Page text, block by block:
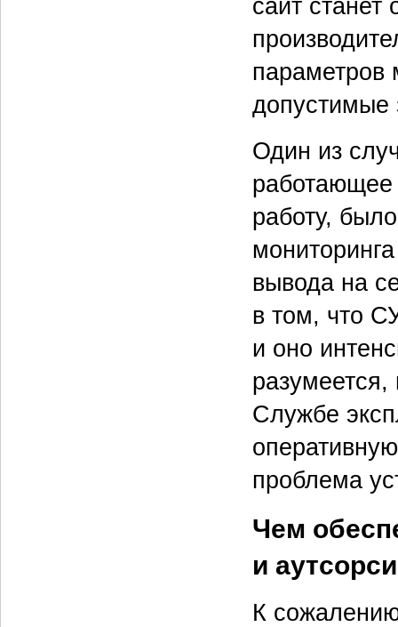
сайт станет
параметров
допустимые
Один из
работающее
работу,
вывода на
в том, что
и оно
разумеется,
Службе
проблема
Чем
и
К